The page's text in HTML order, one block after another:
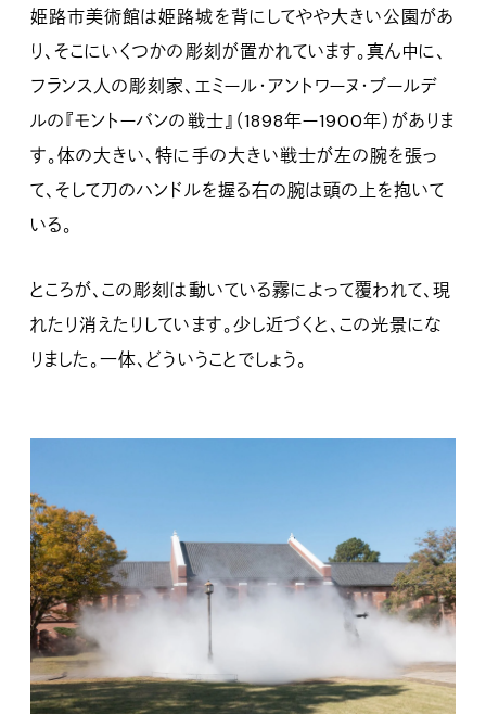
姫路市美術館は姫路城を背にしてやや大きい公園があ
り、そこにいくつかの彫刻が置かれています。真ん中に、
フランス人の彫刻家、エミール・アントワーヌ・ブールデ
ルの『モントーバンの戦士』（1898年ー1900年）がありま
す。体の大きい、特に手の大きい戦士が左の腕を張っ
て、そして刀のハンドルを握る右の腕は頭の上を抱いて
いる。
ところが、この彫刻は動いている霧によって覆われて、現
れたり消えたりしています。少し近づくと、この光景にな
りました。一体、どういうことでしょう。